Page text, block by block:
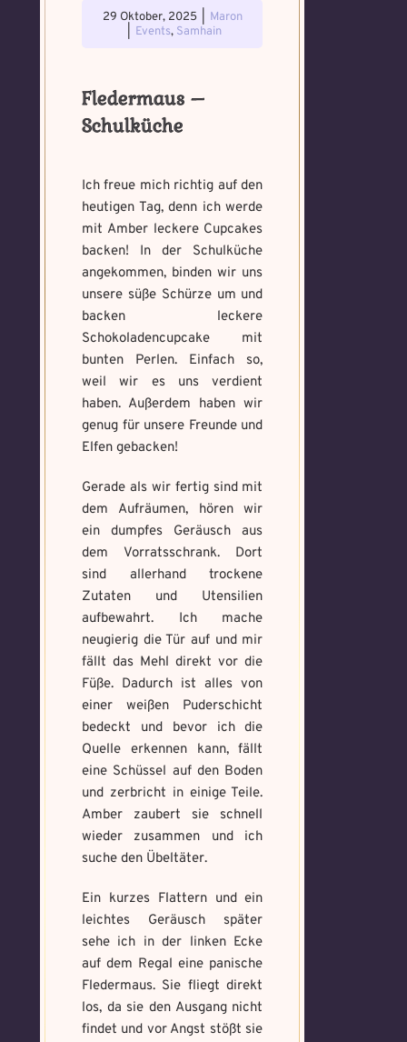
29 Oktober, 2025
Maron
Events, Samhain
Fledermaus –
Schulküche
Ich freue mich richtig auf den
heutigen Tag, denn ich werde
mit Amber leckere Cupcakes
backen! In der Schulküche
angekommen, binden wir uns
unsere süße Schürze um und
backen leckere
Schokoladencupcake mit
bunten Perlen. Einfach so,
weil wir es uns verdient
haben. Außerdem haben wir
genug für unsere Freunde und
Elfen gebacken!
Gerade als wir fertig sind mit
dem Aufräumen, hören wir
ein dumpfes Geräusch aus
dem Vorratsschrank. Dort
sind allerhand trockene
Zutaten und Utensilien
aufbewahrt. Ich mache
neugierig die Tür auf und mir
fällt das Mehl direkt vor die
Füße. Dadurch ist alles von
einer weißen Puderschicht
bedeckt und bevor ich die
Quelle erkennen kann, fällt
eine Schüssel auf den Boden
und zerbricht in einige Teile.
Amber zaubert sie schnell
wieder zusammen und ich
suche den Übeltäter.
Ein kurzes Flattern und ein
leichtes Geräusch später
sehe ich in der linken Ecke
auf dem Regal eine panische
Fledermaus. Sie fliegt direkt
los, da sie den Ausgang nicht
findet und vor Angst stößt sie
Voraussetzung:
5.
Magische
Artefakte
Benutzername *
Wo gefunden? *
Wie bist du darauf
aufmerksam geworden
und wie bannst du es? *
Schreibe eine Geschichte mit mind.
500 Zeichen.
Mandala senden
Max file size: 9.08 MB. | Allowed file
types: gif,jpeg,png,jpg,pdf | Min
number of file: 1
Select Files
Wähle ein beliebiges
Mandala und male es
aus um den Fluch zu
bannen.
Weitere Mandala findest du
hier:
https://mondaymandala.com/m/
Voraussetzung:5.
Verteidigungsstunde
Benutzername *
Wo gefunden?
Wie fängst du die Chaos
Magie ein? *
Bitte schreibe eine kleine Geschichte
mit mind. 500 Zeichen.
Memory Screenshot
senden
Max file size: 9.08 MB. | Allowed file
types: gif,jpeg,png,jpg,pdf | Min
number of file: 1
Datei wählen
Du hast einen Gegenstand gefunden!
nur mit, wenn du ihn wirklich benötigst.
Benutzername *
Welches Item und für welche
Aufgabe? *
Absenden